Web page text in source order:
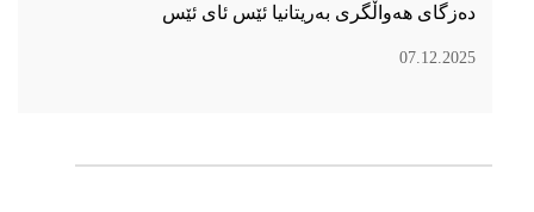
دەزگای هەواڵگری بەریتانیا ئێس ئای ئێس
07.12.2025